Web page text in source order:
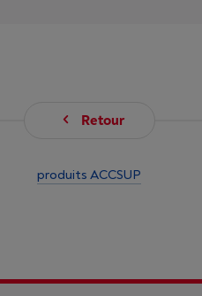
Retour
produits ACCSUP